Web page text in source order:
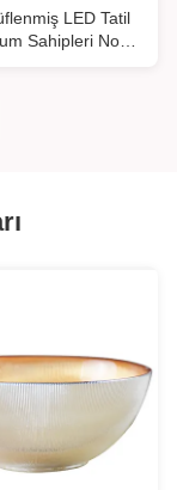
LED Tatil
Sahipleri Noel